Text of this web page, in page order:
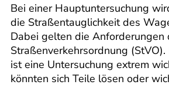
Bei einer Hauptuntersuchung
die Straßentauglichkeit des
Dabei gelten die Anforderungen
Straßenverkehrsordnung
ist eine Untersuchung extrem
könnten sich Teile lösen oder